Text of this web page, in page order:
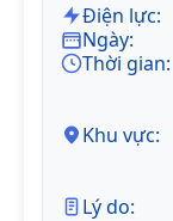
Điện lực:
Ngày:
Thời gian:
Khu vực:
Lý do: